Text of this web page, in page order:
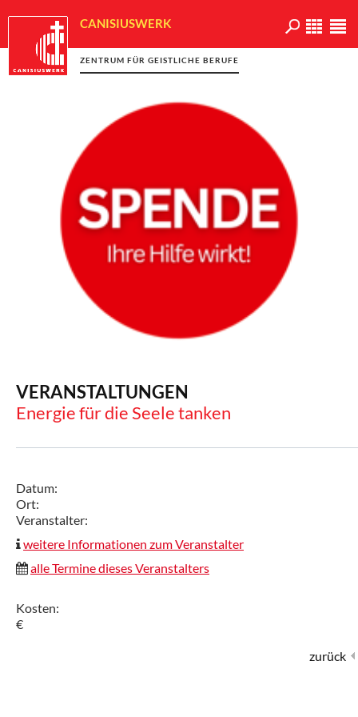
CANISIUSWERK
ZENTRUM FÜR GEISTLICHE BERUFE
VERANSTALTUNGEN
Energie für die Seele tanken
Datum:
Ort:
Veranstalter:
weitere Informationen zum Veranstalter
alle Termine dieses Veranstalters
Kosten:
€
zurück